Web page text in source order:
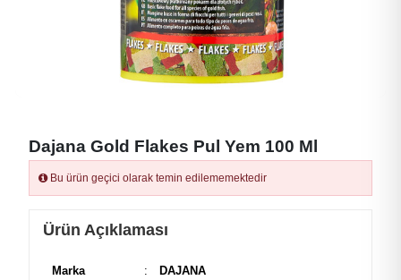
Dajana Gold Flakes Pul Yem 100 Ml
Bu ürün geçici olarak temin edilememektedir
Ürün Açıklaması
Marka : DAJANA